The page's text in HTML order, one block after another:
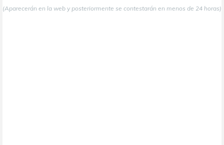
(Aparecerán en la web y posteriormente se contestarán en menos de 24 horas)